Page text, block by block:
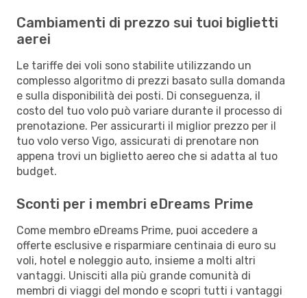
Cambiamenti di prezzo sui tuoi biglietti
aerei
Le tariffe dei voli sono stabilite utilizzando un
complesso algoritmo di prezzi basato sulla domanda
e sulla disponibilità dei posti. Di conseguenza, il
costo del tuo volo può variare durante il processo di
prenotazione. Per assicurarti il miglior prezzo per il
tuo volo verso Vigo, assicurati di prenotare non
appena trovi un biglietto aereo che si adatta al tuo
budget.
Sconti per i membri eDreams Prime
Come membro eDreams Prime, puoi accedere a
offerte esclusive e risparmiare centinaia di euro su
voli, hotel e noleggio auto, insieme a molti altri
vantaggi. Unisciti alla più grande comunità di
membri di viaggi del mondo e scopri tutti i vantaggi